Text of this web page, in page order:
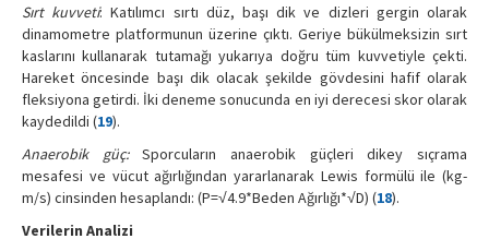
Sırt kuvveti: Katılımcı sırtı düz, başı dik ve dizleri gergin olarak
dinamometre platformunun üzerine çıktı. Geriye bükülmeksizin sırt
kaslarını kullanarak tutamağı yukarıya doğru tüm kuvvetiyle çekti.
Hareket öncesinde başı dik olacak şekilde gövdesini hafif olarak
fleksiyona getirdi. İki deneme sonucunda en iyi derecesi skor olarak
kaydedildi (19).
Anaerobik güç:Sporcuların anaerobik güçleri dikey sıçrama
mesafesi ve vücut ağırlığından yararlanarak Lewis formülü ile (kg-
m/s) cinsinden hesaplandı: (P=√4.9*Beden Ağırlığı*√D) (18).
Verilerin Analizi